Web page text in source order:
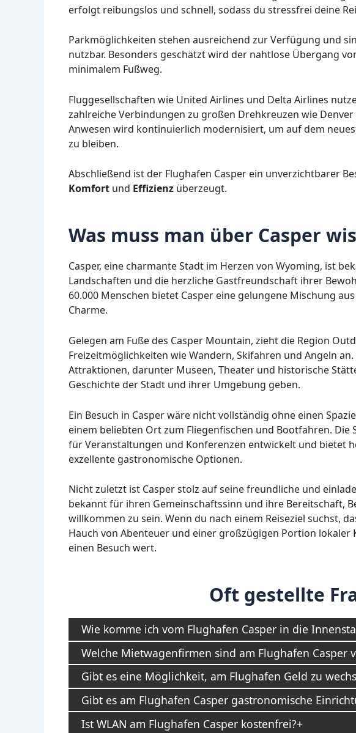
erfolgt reibungslos und schnell, sodass du stressfrei deine
Parkmöglichkeiten stehen ausreichend zur Verfügung und
nutzbar. Besonders geschätzt wird der nahtlose Übergang
minimalem Fußweg.
Fluggesellschaften wie United Airlines und Delta Airlines
zahlreiche Verbindungen zu großen Drehkreuzen wie Denver
Anwesen wird kontinuierlich modernisiert, um auf dem
zu bleiben.
Abschließend ist der Flughafen Casper ein unverzichtbarer
Komfort und Effizienz überzeugt.
Was muss man über Casper
Casper, eine charmante Stadt im Herzen von Wyoming, ist
Landschaften und die herzliche Gastfreundschaft ihrer
60.000 Menschen bietet Casper eine gelungene Mischung
Charme.
Gelegen am Fuße des Casper Mountain, zieht die Region
Freizeitmöglichkeiten wie Wandern, Skifahren und Angeln
Attraktionen, darunter Museen, Theater und historische
Geschichte der Stadt und ihrer Umgebung geben.
Ein Besuch in Casper wäre nicht vollständig ohne einen
einem beliebten Ort zum Fliegenfischen und Bootfahren. Die
für Veranstaltungen und Konferenzen entwickelt und bietet
exzellente gastronomische Optionen.
Nicht zuletzt ist Casper stolz auf seine freundliche und
bekannt für ihren Gemeinschaftssinn und ihre Bereitschaft,
willkommen zu sein. Wenn du nach einem Reiseziel suchst,
Hauch von Abenteuer und einer großzügigen Portion
einen Besuch wert.
Oft gestellte
Wie komme ich vom Flughafen Casper in die
Welche Mietwagenfirmen sind am Flughafen Casper
Gibt es eine Möglichkeit, am Flughafen Geld zu
Gibt es am Flughafen Casper gastronomische
Ist WLAN am Flughafen Casper kostenfrei?